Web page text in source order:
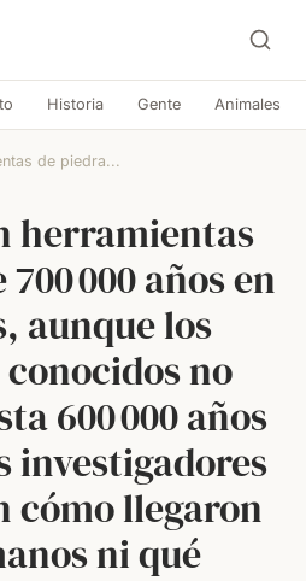
Historia Gente Animales
de piedra...
herramientas
000 años en
aunque los
no
600 000 años
investigadores
cómo llegaron
ni qué